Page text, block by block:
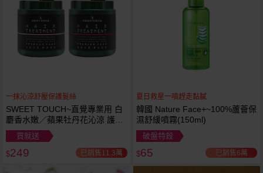
一抹沁涼舒壓保護髮絲
SWEET TOUCH~直覺專業用 白
麝香水嫩／蘋果牡丹花沁涼 護髮
膜(1000ml) 款式可選 全新包裝
買就送
$249 已銷售11.3萬
夏日救星一噴趕走黏膩
韓國 Nature Face+~100%蘆薈保
濕舒緩噴霧(150ml)
破盤特殺
$65 已銷售6萬